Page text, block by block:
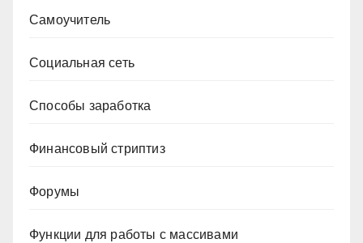
Самоучитель
Социальная сеть
Способы заработка
Финансовый стриптиз
Форумы
Функции для работы с массивами